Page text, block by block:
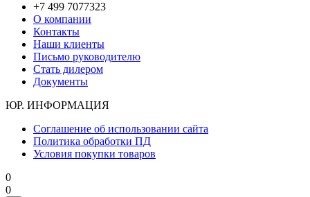
+7 499 7077323
О компании
Контакты
Наши клиенты
Письмо руководителю
Стать дилером
Документы
ЮР. ИНФОРМАЦИЯ
Соглашение об использовании сайта
Политика обработки ПД
Условия покупки товаров
0
0